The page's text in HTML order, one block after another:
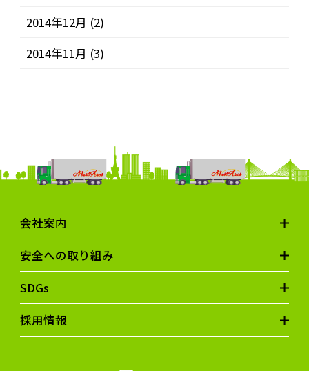
2014年12月 (2)
2014年11月 (3)
会社案内
安全への取り組み
SDGs
採用情報